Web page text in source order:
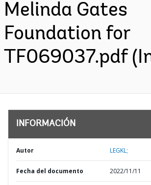
Melinda Gates
Foundation for
TF069037.pdf
INFORMACIÓN
Autor LEGKL;
Fecha del documento 2022/11/11